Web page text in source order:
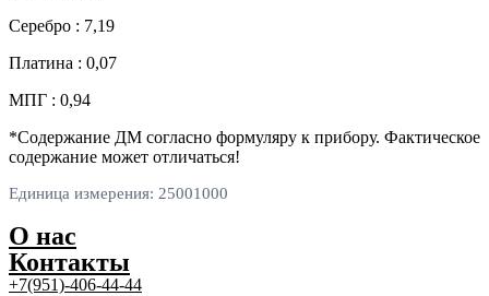
Серебро : 7,19
Платина : 0,07
МПГ : 0,94
*Содержание ДМ согласно формуляру к прибору. Фактическое
содержание может отличаться!
Единица измерения: 25001000
О нас
Контакты
+7(951)-406-44-44